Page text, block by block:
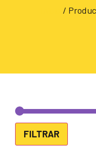
/
FILTRAR